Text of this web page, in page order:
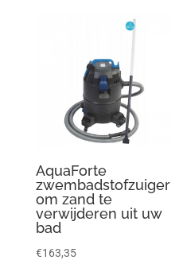
AquaForte
zwembadstofzuiger
om zand te
verwijderen uit uw
bad
€163,35